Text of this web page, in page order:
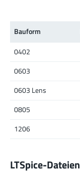
Bauform
0402
0603
0603 Lens
0805
1206
LTSpice-Dateien